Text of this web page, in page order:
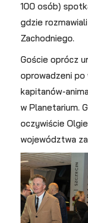
100 osób)
gdzie
Zachodniego.
Goście oprócz
oprowadzeni po
kapitanów-
w Planetarium.
oczywiście
województwa